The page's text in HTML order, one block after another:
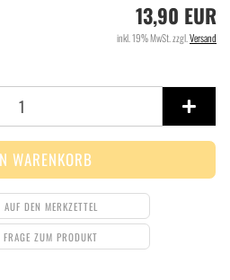
13,90 EUR
inkl. 19% MwSt. zzgl. Versand
AUF DEN MERKZETTEL
FRAGE ZUM PRODUKT